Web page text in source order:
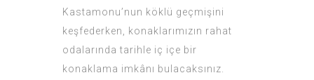
Kastamonu’nun köklü geçmişini
keşfederken, konaklarımızın rahat
odalarında tarihle iç içe bir
konaklama imkânı bulacaksınız.